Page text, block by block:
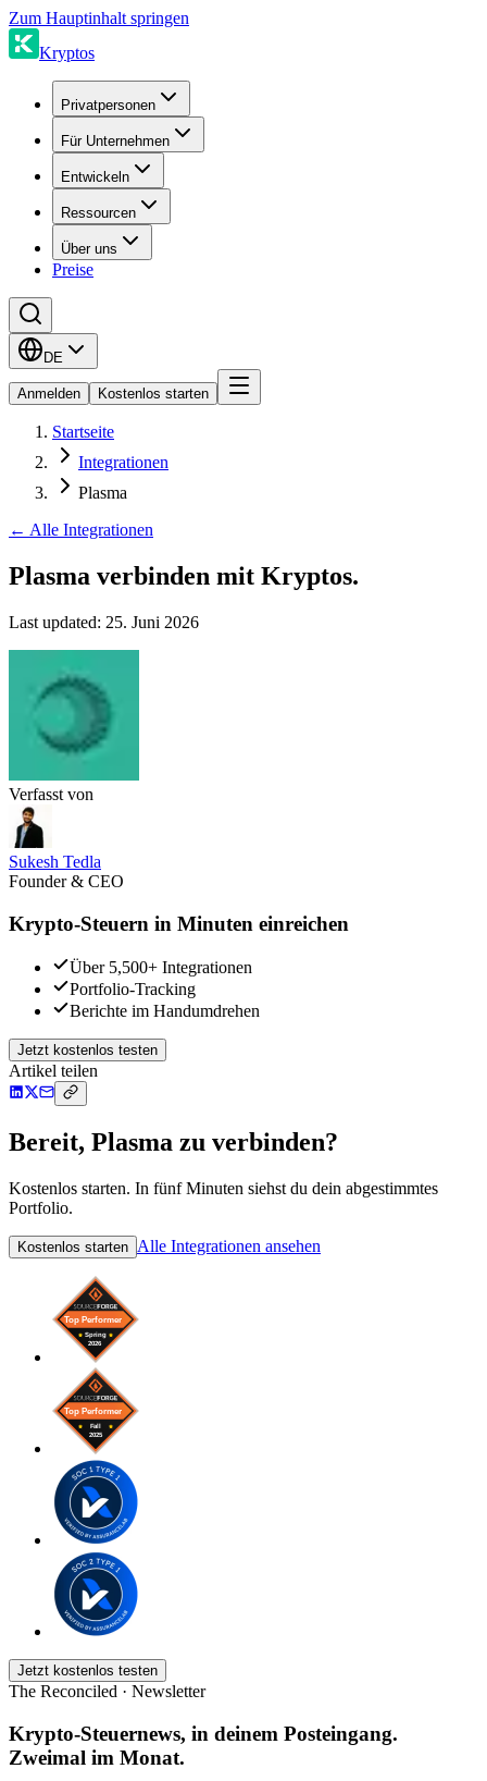
Zum Hauptinhalt springen
Kryptos
Privatpersonen
Für Unternehmen
Entwickeln
Ressourcen
Über uns
Preise
DE
Anmelden Kostenlos starten
Startseite
Integrationen
Plasma
← Alle Integrationen
Plasma verbinden mit Kryptos.
Last updated: 25. Juni 2026
Verfasst von
Sukesh Tedla
Founder & CEO
Krypto-Steuern in Minuten einreichen
Über 5,500+ Integrationen
Portfolio-Tracking
Berichte im Handumdrehen
Jetzt kostenlos testen
Artikel teilen
Bereit, Plasma zu verbinden?
Kostenlos starten. In fünf Minuten siehst du dein abgestimmtes
Portfolio.
Kostenlos starten Alle Integrationen ansehen
Jetzt kostenlos testen
The Reconciled · Newsletter
Krypto-Steuernews, in deinem Posteingang.
Zweimal im Monat.